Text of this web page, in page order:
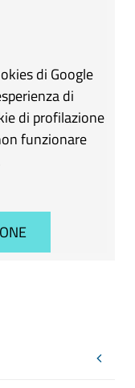
di Google
di
di profilazione
funzionare